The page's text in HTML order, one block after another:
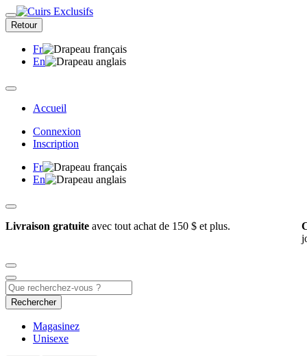
Retour
Fr
En
Accueil
Connexion
Inscription
Fr
En
Livraison gratuite avec tout achat de 150 $ et plus.
Rechercher
Magasinez
Unisexe